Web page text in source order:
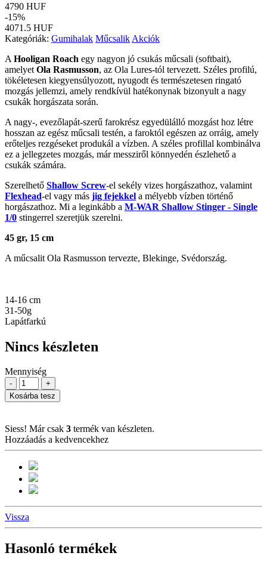
4790 HUF
-15%
4071.5 HUF
Kategóriák: Gumihalak Műcsalik Akciók
A Hooligan Roach egy nagyon jó csukás műcsali (softbait),
amelyet Ola Rasmusson, az Ola Lures-tól tervezett. Széles profilú,
tökéletesen kiegyensúlyozott, nyugodt és természetesen ringató
mozgás jellemzi, amely rendkívül hatékonynak bizonyult a nagy
csukák horgászata során.
A nagy-, evezőlapát-szerű farokrész egyedülálló mozgást hoz létre
hosszan az egész műcsali testén, a faroktól egészen az orráig, amely
erőteljes rezgéseket produkál a vízben. A széles profillal kombinálva
ez a jellegzetes mozgás, már messziről könnyedén észlehető a
csukák számára.
Szerelhető Shallow Screw-el sekély vizes horgászathoz, valamint
Flexhead-el vagy más jig fejekkel a mélyebb vízben történő
horgászathoz. Mi a leginkább a M-WAR Shallow Stinger - Single
1/0 stingerrel szeretjük szerelni.
45 gr, 15 cm
A műcsalit Ola Rasmusson tervezte, Blekinge, Svédország.
14-16 cm
31-50g
Lapátfarkú
Nincs készleten
Mennyiség
-
+
Kosárba tesz
Siess! Már csak 3 termék van készleten.
Hozzáadás a kedvencekhez
Vissza
Hasonló termékek